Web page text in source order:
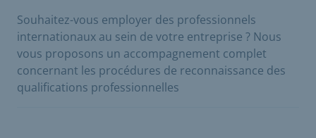
Souhaitez-vous employer des professionnels
internationaux au sein de votre entreprise ? Nous
vous proposons un accompagnement complet
concernant les procédures de reconnaissance des
qualifications professionnelles